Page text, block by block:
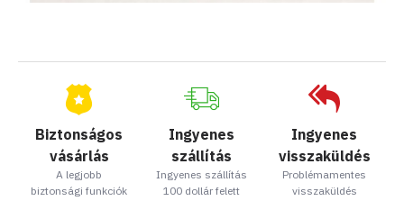
Biztonságos
vásárlás
A legjobb
biztonsági funkciók
Ingyenes
szállítás
Ingyenes szállítás
100 dollár felett
Ingyenes
visszaküldés
Problémamentes
visszaküldés